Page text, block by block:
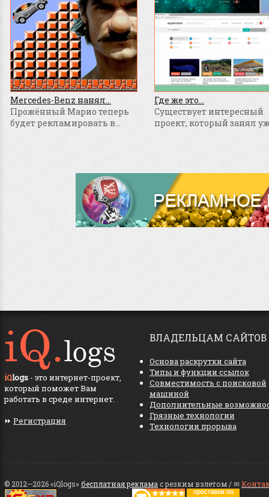
Mercedes-Benz нанял...
Прожённый Марио теперь
будет рекламировать в...
Где же это...
Существует интересный
проект, который занял
iQlogs - это интернет-проект,
который поможет Вам
работать в среде интернет.
⏩ Регистрация
ВЛАДЕЛЬЦАМ САЙТОВ
Основа раскрутки сайта
Типы и функции ссылок
Совместимость с поисковой
машиной
Дополнительные
Грязные технологии
Технологии прорыва
© 2012—2026 «iQlogs» бесплатная реклама с резким взлетом / ✉